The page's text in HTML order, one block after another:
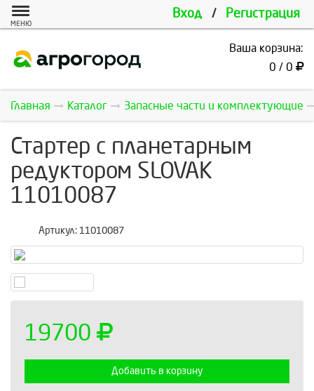
Вход / Регистрация
МЕНЮ
Ваша корзина:
0 / 0
Главная Каталог Запасные части и комплектующие
Стартер с планетарным
редуктором SLOVAK
11010087
Артикул: 11010087
19700
Добавить в корзину